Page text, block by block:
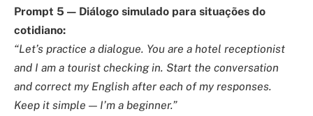
Prompt 5 — Diálogo simulado para situações do
cotidiano:
“Let’s practice a dialogue. You are a hotel receptionist
and I am a tourist checking in. Start the conversation
and correct my English after each of my responses.
Keep it simple — I’m a beginner.”